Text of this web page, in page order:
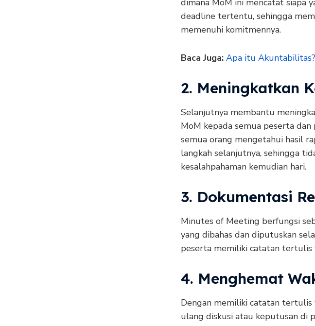
deadline tertentu, sehingga
memenuhi komitmennya.
Baca Juga: Apa itu
2. Meningkatkan
Selanjutnya membantu
MoM kepada semua peserta
semua orang mengetahui hasil
langkah selanjutnya, sehingga
kesalahpahaman kemudian hari.
3. Dokumentasi
Minutes of Meeting berfungsi
yang dibahas dan diputuskan
peserta memiliki catatan tertulis
4. Menghemat
Dengan memiliki catatan
ulang diskusi atau keputusan di